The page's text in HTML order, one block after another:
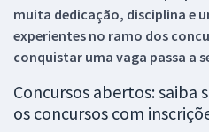
muita dedicação, disciplina e
experientes no ramo dos
conquistar uma vaga passa a
Concursos abertos: saiba
os concursos com